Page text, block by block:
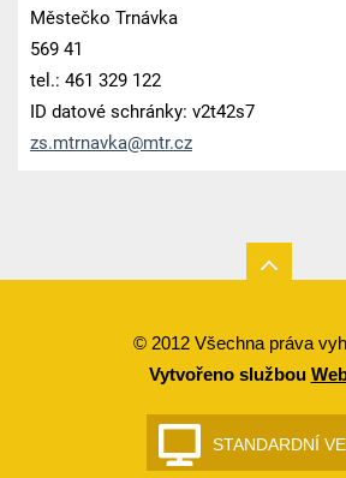
Městečko Trnávka
569 41
tel.: 461 329 122
ID datové schránky: v2t42s7
zs.mtrnavka@mtr.cz
© 2012 Všechna práva
Vytvořeno službou
STANDARDNÍ